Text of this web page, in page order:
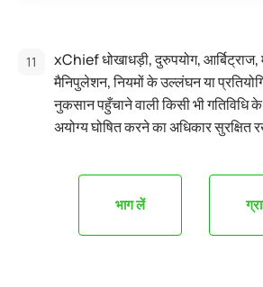
xChief धोखाधड़ी, दुरुपयोग, आर्बिट्राज,
मैनिपुलेशन, नियमों के उल्लंघन या
नुकसान पहुँचाने वाली किसी भी गतिविधि के
अयोग्य घोषित करने का अधिकार सुरक्षित
भाग लें